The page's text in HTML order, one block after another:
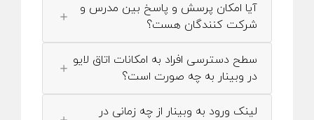
آیا امکان پرسش و پاسخ بین مدرس و
شرکت کنندگان هست؟
سطح دسترسی افراد به امکانات اتاق لایو
در وبینار به چه صورت است؟
لینک ورود به وبینار از چه زمانی در